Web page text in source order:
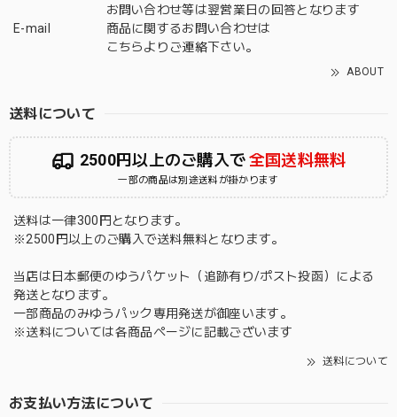
お問い合わせ等は翌営業日の回答となります
E-mail
商品に関するお問い合わせは
こちらよりご連絡下さい。
ABOUT
送料について
2500円以上のご購入で全国送料無料
一部の商品は別途送料が掛かります
送料は一律300円となります。
※2500円以上のご購入で送料無料となります。
当店は日本郵便のゆうパケット（追跡有り/ポスト投函）による
発送となります。
一部商品のみゆうパック専用発送が御座います。
※送料については各商品ページに記載ございます
送料について
お支払い方法について